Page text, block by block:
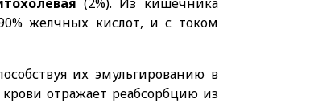
желчных кислот, и с током
их эмульгированию в
отражает реабсорбцию из